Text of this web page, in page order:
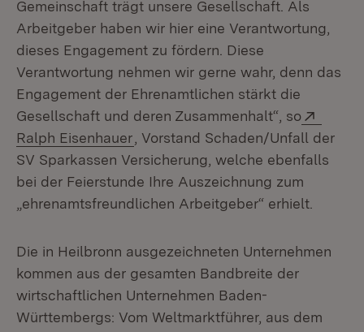
Gemeinschaft trägt unsere Gesellschaft. Als
Arbeitgeber haben wir hier eine Verantwortung,
dieses Engagement zu fördern. Diese
Verantwortung nehmen wir gerne wahr, denn das
Engagement der Ehrenamtlichen stärkt die
Gesellschaft und deren Zusammenhalt“, so
Ralph Eisenhauer (Öffnet in neuem Fenster)
, Vorstand Schaden/Unfall der
SV Sparkassen Versicherung, welche ebenfalls
bei der Feierstunde Ihre Auszeichnung zum
„ehrenamtsfreundlichen Arbeitgeber“ erhielt.
Die in Heilbronn ausgezeichneten Unternehmen
kommen aus der gesamten Bandbreite der
wirtschaftlichen Unternehmen Baden-
Württembergs: Vom Weltmarktführer, aus dem